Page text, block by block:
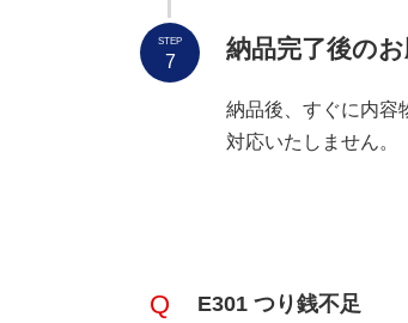
納品完了後のお
納品後、すぐに内容
対応いたしません。
STEP
7
E301 つり銭不足